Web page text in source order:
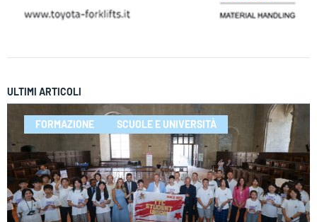
ULTIMI ARTICOLI
FORMAZIONE SCUOLE E UNIVERSITÀ